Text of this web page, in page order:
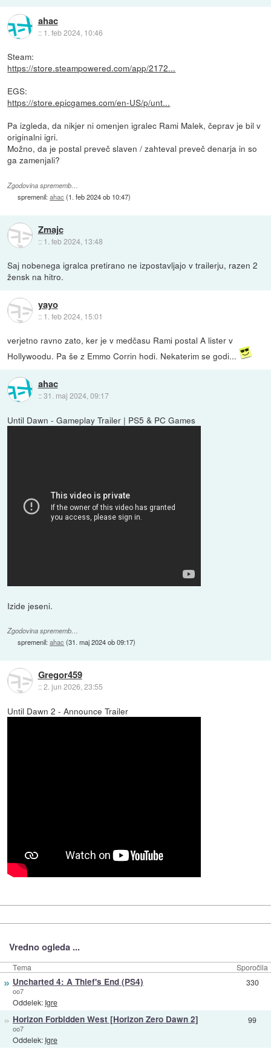
ahac
:: 1. feb 2024, 10:46
Steam:
https://store.steampowered.com/app/2172...
EGS:
https://store.epicgames.com/en-US/p/unt...
Pa izgleda, da nikjer ni omenjen igralec Rami Malek, čeprav je bil v
originalni igri.
Možno, da je postal preveč slaven / zahteval preveč denarja in so
ga zamenjali?
Zgodovina sprememb…
spremenil:ahac (1. feb 2024 ob 10:47)
Zmajc
:: 1. feb 2024, 13:48
Saj nobenega igralca pretirano ne izpostavljajo v trailerju, razen 2
žensk na hitro.
yayo
:: 1. feb 2024, 15:01
verjetno ravno zato, ker je v medčasu Rami postal A lister v
Hollywoodu. Pa še z Emmo Corrin hodi. Nekaterim se godi...
ahac
::31. maj 2024, 09:17
Until Dawn - Gameplay Trailer | PS5 & PC Games
Izide jeseni.
Zgodovina sprememb…
spremenil:ahac (31. maj 2024 ob 09:17)
Gregor459
::2. jun 2026, 23:55
Until Dawn 2 - Announce Trailer
Vredno ogleda ...
Tema Sporočila
» Uncharted 4: A Thief's End (PS4)
oo7
Oddelek: Igre
330
» Horizon Forbidden West [Horizon Zero Dawn 2]
oo7
Oddelek: Igre
99